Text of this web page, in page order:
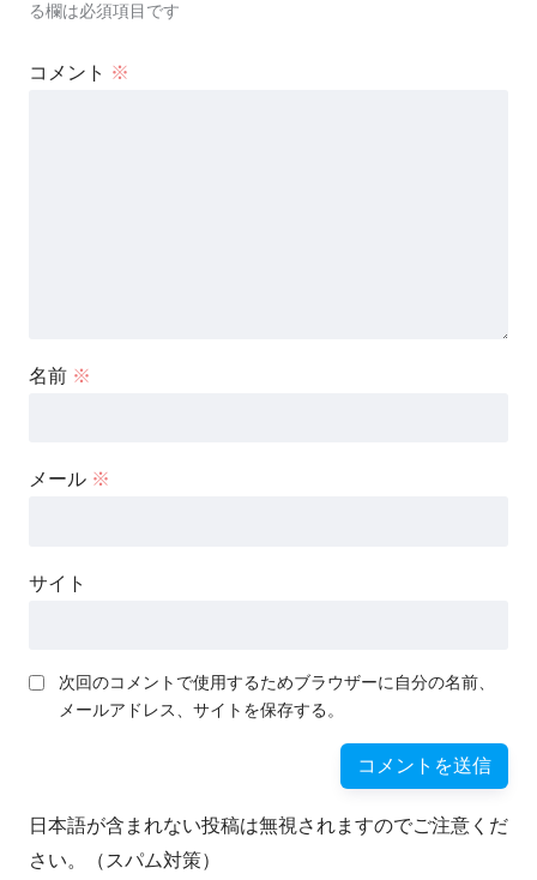
る欄は必須項目です
コメント ※
名前 ※
メール ※
サイト
次回のコメントで使用するためブラウザーに自分の名前、
メールアドレス、サイトを保存する。
日本語が含まれない投稿は無視されますのでご注意くだ
さい。（スパム対策）